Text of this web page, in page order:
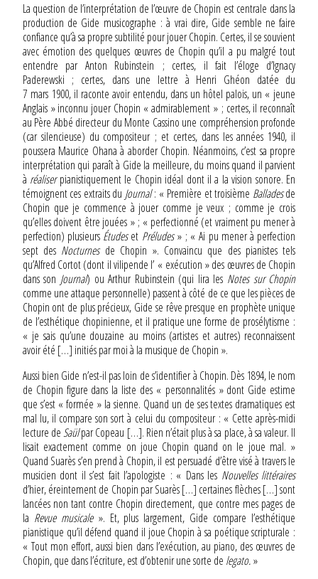
La question de l’interprétation de l’œuvre de Chopin est centrale dans la
production de Gide musicographe : à vrai dire, Gide semble ne faire
confiance qu’à sa propre subtilité pour jouer Chopin. Certes, il se souvient
avec émotion des quelques œuvres de Chopin qu’il a pu malgré tout
entendre par Anton Rubinstein ; certes, il fait l’éloge d’Ignacy
Paderewski ; certes, dans une lettre à Henri Ghéon datée du
7 mars 1900, il raconte avoir entendu, dans un hôtel palois, un « jeune
Anglais » inconnu jouer Chopin « admirablement » ; certes, il reconnaît
au Père Abbé directeur du Monte Cassino une compréhension profonde
(car silencieuse) du compositeur ; et certes, dans les années 1940, il
poussera Maurice Ohana à aborder Chopin. Néanmoins, c’est sa propre
interprétation qui paraît à Gide la meilleure, du moins quand il parvient
à réaliserpianistiquement le Chopin idéal dont il a la vision sonore. En
témoignent ces extraits du Journal: « Première et troisième Balladesde
Chopin que je commence à jouer comme je veux ; comme je crois
qu’elles doivent être jouées » ; « perfectionné (et vraiment pu mener à
perfection) plusieurs Étudeset Préludes» ; « Ai pu mener à perfection
sept des Nocturnes de Chopin ». Convaincu que des pianistes tels
qu’Alfred Cortot (dont il vilipende l’ « exécution » des œuvres de Chopin
dans son Journal) ou Arthur Rubinstein (qui lira les Notes sur Chopin
comme une attaque personnelle) passent à côté de ce que les pièces de
Chopin ont de plus précieux, Gide se rêve presque en prophète unique
de l’esthétique chopinienne, et il pratique une forme de prosélytisme :
« je sais qu’une douzaine au moins (artistes et autres) reconnaissent
avoir été […] initiés par moi à la musique de Chopin ».
Aussi bien Gide n’est-il pas loin de s’identifier à Chopin. Dès 1894, le nom
de Chopin figure dans la liste des « personnalités » dont Gide estime
que s’est « formée » la sienne. Quand un de ses textes dramatiques est
mal lu, il compare son sort à celui du compositeur : « Cette après-midi
lecture deSaülpar Copeau […]. Rien n’était plus à sa place, à sa valeur. Il
lisait exactement comme on joue Chopin quand on le joue mal. »
Quand Suarès s’en prend à Chopin, il est persuadé d’être visé à travers le
musicien dont il s’est fait l’apologiste : « Dans les Nouvelles littéraires
d’hier, éreintement de Chopin par Suarès […] certaines flèches […] sont
lancées non tant contre Chopin directement, que contre mes pages de
la Revue musicale». Et, plus largement, Gide compare l’esthétique
pianistique qu’il défend quand il joue Chopin à sa poétique scripturale :
« Tout mon effort, aussi bien dans l’exécution, au piano, des œuvres de
Chopin, que dans l’écriture, est d’obtenir une sorte de legato.»